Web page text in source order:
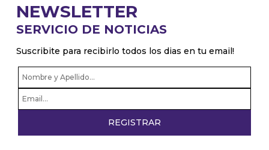
El hombre podrá llegar a pasear en la luna, pero
va a llevar una Spica para informarse.”
casa en Palermo” Cata de Elía.
“El secreto es el amor a la profesión ... más aún en
estos momentos difíciles“ Miguel Cantilo.
NEWSLETTER
SERVICIO DE NOTICIAS
Suscribite para recibirlo todos los dias en tu email!